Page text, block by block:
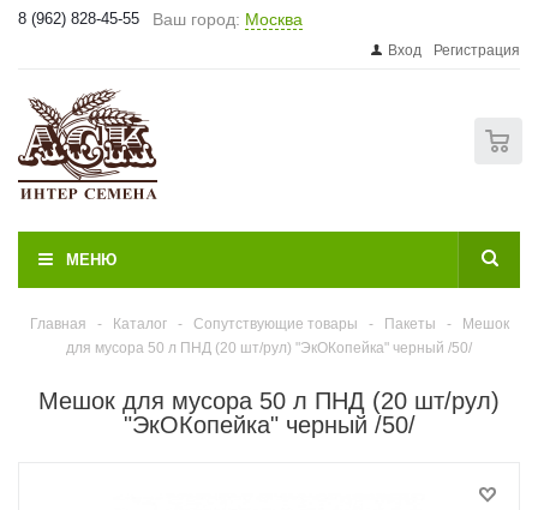
8 (962) 828-45-55 Ваш город: Москва
Вход Регистрация
МЕНЮ
Главная - Каталог - Сопутствующие товары - Пакеты -
Мешок
для мусора 50 л ПНД (20 шт/рул) "ЭкОКопейка" черный /50/
Мешок для мусора 50 л ПНД (20 шт/рул)
"ЭкОКопейка" черный /50/